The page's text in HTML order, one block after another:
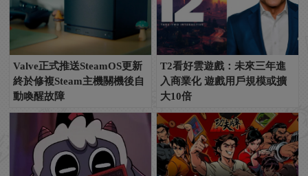
Valve正式推送SteamOS更新
終於修複Steam主機關機後自
動喚醒故障
T2看好雲遊戲：未來三年進
入商業化 遊戲用戶規模或擴
大10倍